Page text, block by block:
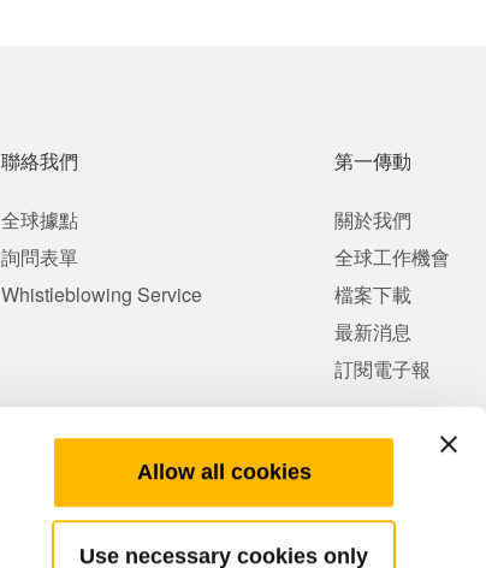
Allow all cookies
Use necessary cookies only
聯絡我們
全球據點
詢問表單
Whistleblowing Service
第一傳動
關於我們
全球工作機會
檔案下載
最新消息
訂閱電子報